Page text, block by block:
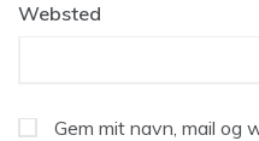
Websted
Gem mit navn, mail og